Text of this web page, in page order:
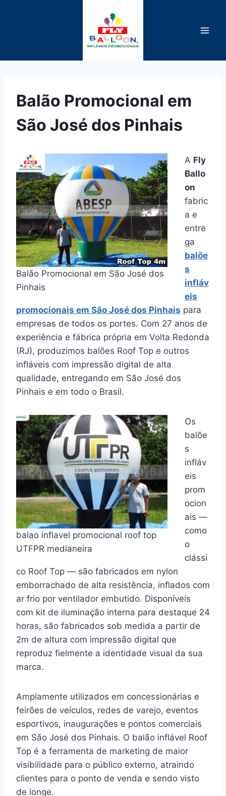
Balão Promocional em
São José dos Pinhais
Balão Promocional em São José dos
Pinhais
A Fly
Ballo
on
fabric
a e
entre
ga
balõe
s
infláv
eis
promocionais em São José dos Pinhais para
empresas de todos os portes. Com 27 anos de
experiência e fábrica própria em Volta Redonda
(RJ), produzimos balões Roof Top e outros
infláveis com impressão digital de alta
qualidade, entregando em São José dos
Pinhais e em todo o Brasil.
balao inflavel promocional roof top
UTFPR medianeira
Os
balõe
s
infláv
eis
prom
ocion
ais —
como
o
clássi
co Roof Top — são fabricados em nylon
emborrachado de alta resistência, inflados com
ar frio por ventilador embutido. Disponíveis
com kit de iluminação interna para destaque 24
horas, são fabricados sob medida a partir de
2m de altura com impressão digital que
reproduz fielmente a identidade visual da sua
marca.
Amplamente utilizados em concessionárias e
feirões de veículos, redes de varejo, eventos
esportivos, inaugurações e pontos comerciais
em São José dos Pinhais. O balão inflável Roof
Top é a ferramenta de marketing de maior
visibilidade para o público externo, atraindo
clientes para o ponto de venda e sendo visto
de longe.